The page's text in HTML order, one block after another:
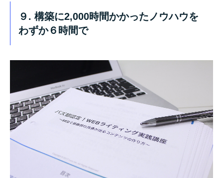
９. 構築に2,000時間かかったノウハウを
わずか６時間で